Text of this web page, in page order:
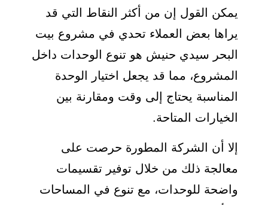
يمكن القول إن من أكثر النقاط التي قد
يراها بعض العملاء تحدي في مشروع بيت
البحر سيدي حنيش هو تنوع الوحدات داخل
المشروع، مما قد يجعل اختيار الوحدة
المناسبة يحتاج إلى وقت ومقارنة بين
الخيارات المتاحة.
إلا أن الشركة المطورة حرصت على
معالجة ذلك من خلال توفير تقسيمات
واضحة للوحدات، مع تنوع في المساحات